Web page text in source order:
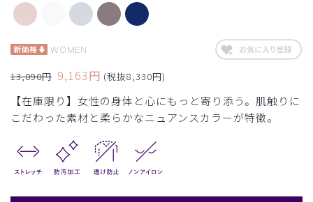
WOMEN
13,090円 9,163円 (税抜8,330円)
【在庫限り】女性の身体と心にもっと寄り添う。肌触りに
こだわった素材と柔らかなニュアンスカラーが特徴。